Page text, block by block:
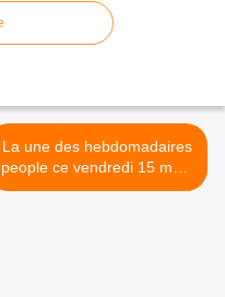
La une des hebdomadaires
people ce vendredi 15 mai :
l'étau se resserre sur Bruel,